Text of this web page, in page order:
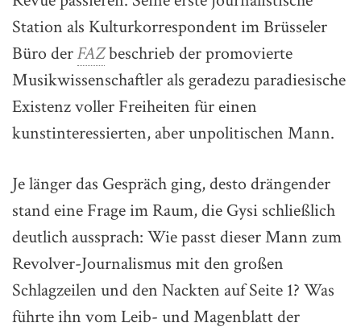
Station als Kulturkorrespondent im Brüsseler
Büro derFAZbeschrieb der promovierte
Musikwissenschaftler als geradezu paradiesische
Existenz voller Freiheiten für einen
kunstinteressierten, aber unpolitischen Mann.
Je länger das Gespräch ging, desto drängender
stand eine Frage im Raum, die Gysi schließlich
deutlich aussprach: Wie passt dieser Mann zum
Revolver-Journalismus mit den großen
Schlagzeilen und den Nackten auf Seite 1? Was
führte ihn vom Leib- und Magenblatt der